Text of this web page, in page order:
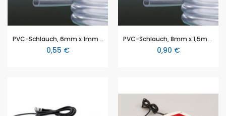
PVC-Schlauch, 6mm x 1mm (Ø- innen x Wandstärke), hitzebeständig bis 85°C, Meterware (Preis je Meter)
0,55 €
PVC-Schlauch, 8mm x 1,5mm (Ø- innen x Wandstärke), hitzebeständig bis 85°C, Meterware (Preis je Meter)
0,90 €